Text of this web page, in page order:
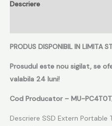
Descriere
PRODUS DISPONIBIL IN LIMITA
Prosudul este nou sigilat, se
valabila 24 luni!
Cod Producator – MU-
Descriere SSD Extern Portable